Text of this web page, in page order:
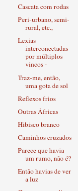
Cascata com rodas
Peri-urbano, semi-
rural, etc.,
Lexias
interconectadas
por múltiplos
vincos -
Traz-me, então,
uma gota de sol
Reflexos frios
Outras Áfricas
Hibisco branco
Caminhos cruzados
Parece que havia
um rumo, não é?
Então havias de ver
a luz